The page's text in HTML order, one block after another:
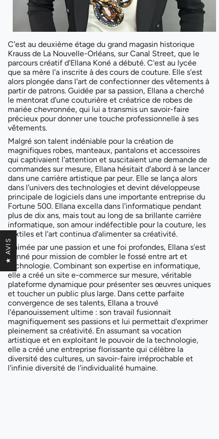
C'est au deuxième étage du grand magasin historique
Krauss de La Nouvelle-Orléans, sur Canal Street, que le
parcours créatif d'Ellana Koné a débuté. C'est au lycée
que sa mère l'a inscrite à des cours de couture. Elle s'est
alors plongée dans l'art de confectionner des vêtements à
partir de patrons. Guidée par sa passion, Ellana a cherché
le mentorat d'une couturière et créatrice de robes de
mariée chevronnée, qui lui a transmis un savoir-faire
précieux pour donner une touche professionnelle à ses
vêtements.
Malgré son talent indéniable pour la création de
magnifiques robes, manteaux, pantalons et accessoires
qui captivaient l'attention et suscitaient une demande de
commandes sur mesure, Ellana hésitait d'abord à se lancer
dans une carrière artistique par peur. Elle se lança alors
dans l'univers des technologies et devint développeuse
principale de logiciels dans une importante entreprise du
Fortune 500. Ellana excella dans l'informatique pendant
plus de dix ans, mais tout au long de sa brillante carrière
informatique, son amour indéfectible pour la couture, les
textiles et l'art continua d'alimenter sa créativité.
Animée par une passion et une foi profondes, Ellana s'est
donné pour mission de combler le fossé entre art et
technologie. Combinant son expertise en informatique,
elle a créé un site e-commerce sur mesure, véritable
plateforme dynamique pour présenter ses œuvres uniques
et toucher un public plus large. Dans cette parfaite
convergence de ses talents, Ellana a trouvé
l'épanouissement ultime : son travail fusionnait
magnifiquement ses passions et lui permettait d'exprimer
pleinement sa créativité. En assumant sa vocation
artistique et en exploitant le pouvoir de la technologie,
elle a créé une entreprise florissante qui célèbre la
diversité des cultures, un savoir-faire irréprochable et
l'infinie diversité de l'individualité humaine.
★ AVIS